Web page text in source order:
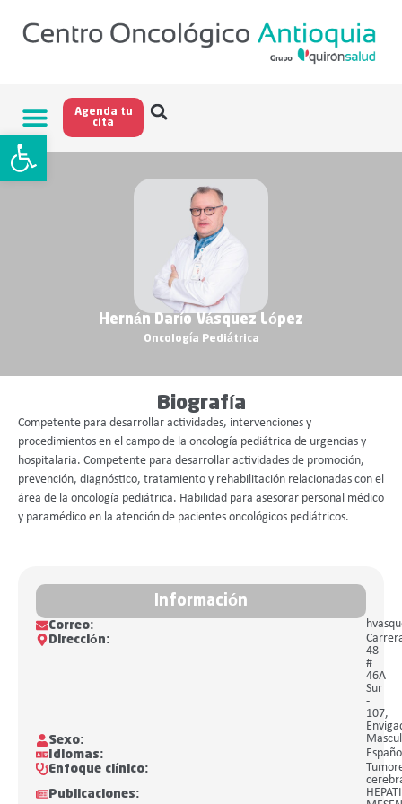
Abrir barra de herramientas
Agenda tu
cita
Hernán Darío Vásquez López
Oncología Pediátrica
Biografía
Competente para desarrollar actividades, intervenciones y
procedimientos en el campo de la oncología pediátrica de urgencias y
hospitalaria. Competente para desarrollar actividades de promoción,
prevención, diagnóstico, tratamiento y rehabilitación relacionadas con el
área de la oncología pediátrica. Habilidad para asesorar personal médico
y paramédico en la atención de pacientes oncológicos pediátricos.
Información
Correo:
Dirección:
48
#
46A
Sur
-
107,
Sexo:
Idiomas:
Enfoque clínico:
Publicaciones: